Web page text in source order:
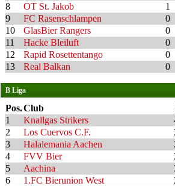
8
OT St. Jakob 1
9
FC Rasenschlampen 0
10
GlasBier Rangers 0
11
Hacke Bleiluft 0
12
Rapid Rosettentango 0
13
Real Balkan 0
B Liga
Pos.Club
1
Knallgas Strikers
2
Los Cuervos C.F.
3
Halalemania Aachen
4
FVV Bier
5
Aachina
6
1.FC Bierunion West